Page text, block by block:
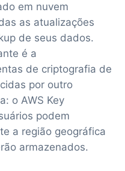
em nuvem
as atualizações
de seus dados.
é a
de criptografia de
por outro
o AWS Key
podem
a região geográfica
armazenados.